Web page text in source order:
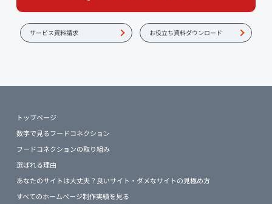
サービス資料請求 お役立ち資料ダウンロード
トップページ
数字で見るフードコネクション
フードコネクションの取り組み
選ばれる理由
あなたのサイトは大丈夫？良いサイト・ダメなサイトの見極め方
すべてのホームページ制作実績を見る